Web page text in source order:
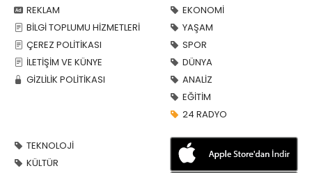
REKLAM
BİLGİ TOPLUMU HİZMETLERİ
ÇEREZ POLİTİKASI
İLETİŞİM VE KÜNYE
GİZLİLİK POLİTİKASI
EKONOMİ
YAŞAM
SPOR
DÜNYA
ANALİZ
EĞİTİM
24 RADYO
TEKNOLOJİ
KÜLTÜR